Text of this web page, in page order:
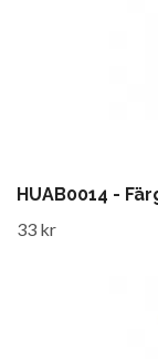
HUAB0014 -
33 kr